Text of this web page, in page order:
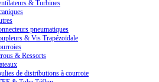
& Turbines
pneumatiques
& Vis Trapézoïdale
& Ressorts
de distributions à courroie